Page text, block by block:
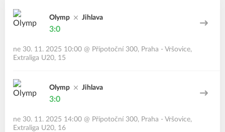
Olymp Jihlava
3:0
ne 30. 11. 2025 10:00 @ Přípotoční 300, Praha - Vršovice,
Extraliga U20, 15
Olymp Jihlava
3:0
ne 30. 11. 2025 14:00 @ Přípotoční 300, Praha - Vršovice,
Extraliga U20, 16